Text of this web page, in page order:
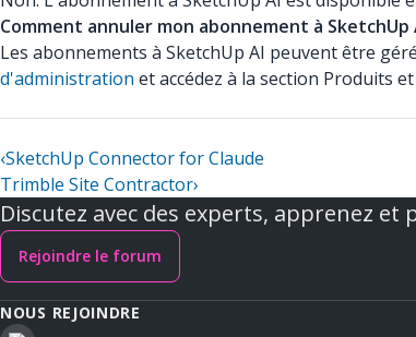
Comment annuler mon abonnement à SketchUp
Les abonnements à SketchUp AI peuvent être
d'administration et accédez à la section Produits
‹SketchUp Connector for Claude
Trimble Site Contractor›
Discutez avec des experts, apprenez et
Rejoindre le forum
NOUS REJOINDRE